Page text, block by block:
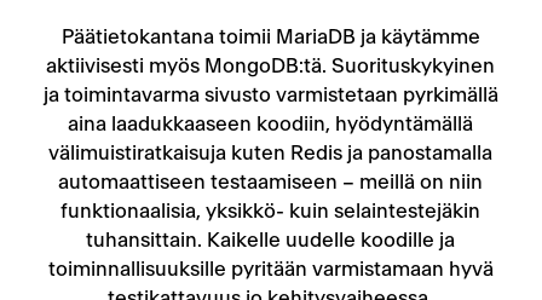
Päätietokantana toimii MariaDB ja käytämme
aktiivisesti myös MongoDB:tä. Suorituskykyinen
ja toimintavarma sivusto varmistetaan pyrkimällä
aina laadukkaaseen koodiin, hyödyntämällä
välimuistiratkaisuja kuten Redis ja panostamalla
automaattiseen testaamiseen – meillä on niin
funktionaalisia, yksikkö- kuin selaintestejäkin
tuhansittain. Kaikelle uudelle koodille ja
toiminnallisuuksille pyritään varmistamaan hyvä